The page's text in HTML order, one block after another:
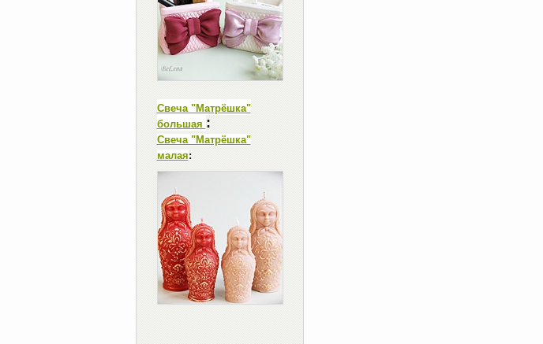
Свеча "Матрёшка"
большая :
Свеча "Матрёшка"
малая: